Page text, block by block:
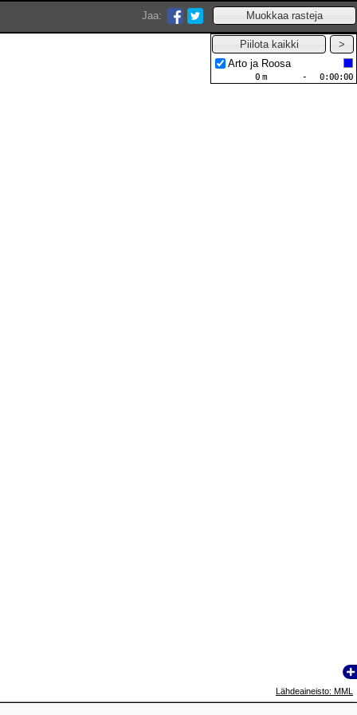
Jaa:
Arto ja Roosa
0:00:00
-
0 m
Lähdeaineisto: MML